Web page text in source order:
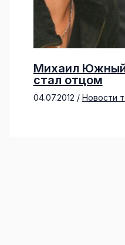
Михаил Южный
стал отцом
04.07.2012 / Новости